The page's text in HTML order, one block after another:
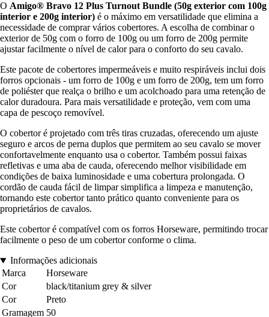
O Amigo® Bravo 12 Plus Turnout Bundle (50g exterior com 100g
interior e 200g interior) é o máximo em versatilidade que elimina a
necessidade de comprar vários cobertores. A escolha de combinar o
exterior de 50g com o forro de 100g ou um forro de 200g permite
ajustar facilmente o nível de calor para o conforto do seu cavalo.
Este pacote de cobertores impermeáveis e muito respiráveis inclui dois
forros opcionais - um forro de 100g e um forro de 200g, tem um forro
de poliéster que realça o brilho e um acolchoado para uma retenção de
calor duradoura. Para mais versatilidade e proteção, vem com uma
capa de pescoço removível.
O cobertor é projetado com três tiras cruzadas, oferecendo um ajuste
seguro e arcos de perna duplos que permitem ao seu cavalo se mover
confortavelmente enquanto usa o cobertor. Também possui faixas
refletivas e uma aba de cauda, oferecendo melhor visibilidade em
condições de baixa luminosidade e uma cobertura prolongada. O
cordão de cauda fácil de limpar simplifica a limpeza e manutenção,
tornando este cobertor tanto prático quanto conveniente para os
proprietários de cavalos.
Este cobertor é compatível com os forros Horseware, permitindo trocar
facilmente o peso de um cobertor conforme o clima.
Informações adicionais
Marca
Horseware
Cor
black/titanium grey & silver
Cor
Preto
Gramagem 50